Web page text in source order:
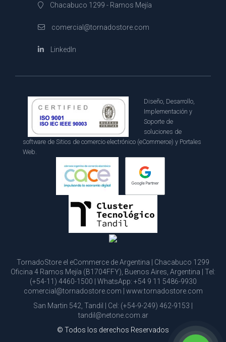
Chacabuco 1299 - Ramos Mejía
comercial@tornadostore.com
LinkedIn
Diseño, Desarrollo,
Implementación y
Soporte de
soluciones de
software de Sitios de comercio electrónico (eCommerce) y Portales
Web.
TornadoStore el eCommerce de Argentina | Chacabuco 1299
Oficina 4 Ramos Mejía (B1704FFY), Buenos Aires, Argentina | Tel:
(+54-11) 4460-1500 | WhatsApp: +54 9 11 5486-9930
comercial@tornadostore.com
www.tornadostore.com
San Martin 542, Tandil | Cel: (+54-9-249) 462-9153
tandil@netone.com.ar
© Todos los derechos Reservados